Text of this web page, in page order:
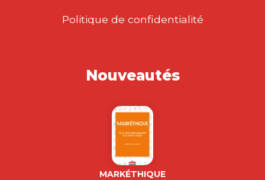
Politique de confidentialité
Nouveautés
MARKÉTHIQUE